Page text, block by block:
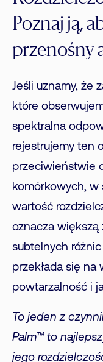
Poznaj ją,
przenośny
Jeśli uznamy, że
które
spektralna
rejestrujemy ten
przeciwieństwie
komórkowych, w
wartość
oznacza większą
subtelnych
przekłada się na
powtarzalność i
To jeden z
Palm™ to
jego